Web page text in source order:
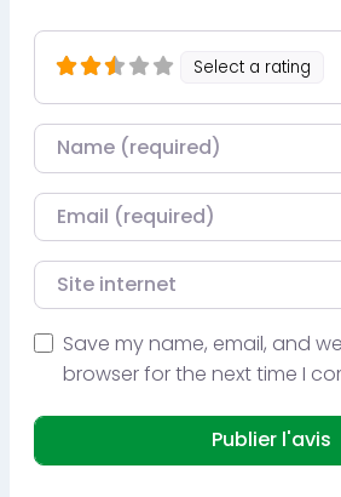
Select a rating
Nom
Courriel
Site internet
Save my name, email, and
browser for the next time I